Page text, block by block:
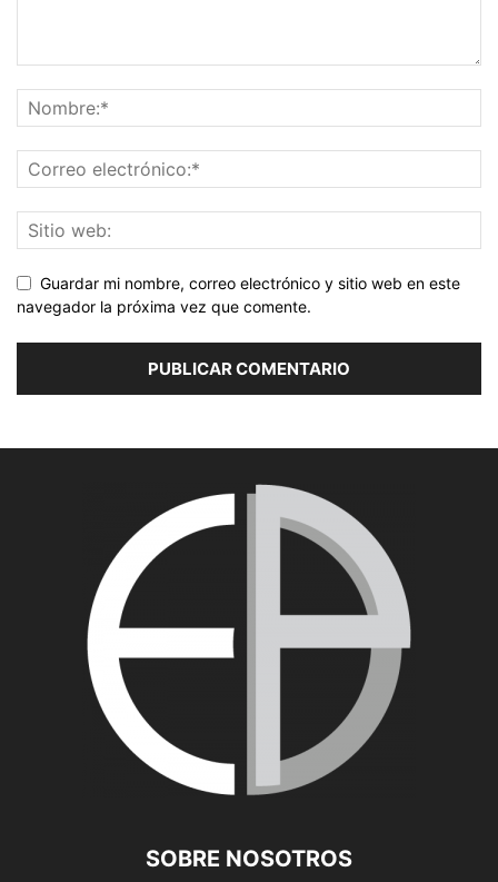
Guardar mi nombre, correo electrónico y sitio web en este
navegador la próxima vez que comente.
SOBRE NOSOTROS